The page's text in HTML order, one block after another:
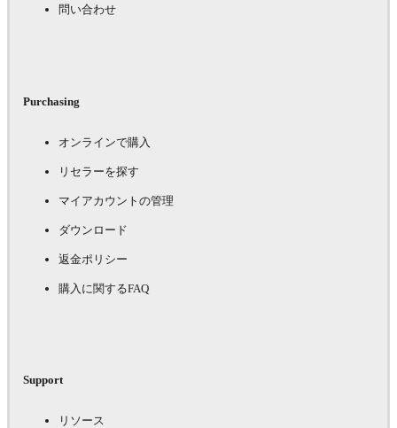
問い合わせ
Purchasing
オンラインで購入
リセラーを探す
マイアカウントの管理
ダウンロード
返金ポリシー
購入に関するFAQ
Support
リソース